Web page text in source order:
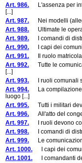
Art. 986. L'assenza per
[...]
Art. 987. Nei modelli
Art. 988. Ultimate le
Art. 989. I comandi di
Art. 990. I capi dei comuni
Art. 991. Il ruolo
Art. 992. Tutte le
[...]
Art. 993. I ruoli comunali
Art. 994. La compilazione
luogo [...]
Art. 995. Tutti i militari
Art. 996. All'atto del
Art. 997. I ruoli devono
Art. 998. I comandi di
Art. 999. Le comunicazioni
Art. 1000. I capi dei
Art. 1001. I comandanti